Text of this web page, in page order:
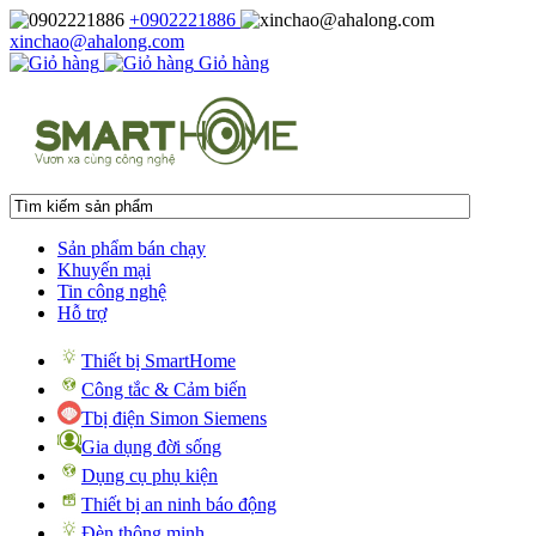
+0902221886
xinchao@ahalong.com
Giỏ hàng
Sản phẩm bán chạy
Khuyến mại
Tin công nghệ
Hỗ trợ
Thiết bị SmartHome
Công tắc & Cảm biến
Tbị điện Simon Siemens
Gia dụng đời sống
Dụng cụ phụ kiện
Thiết bị an ninh báo động